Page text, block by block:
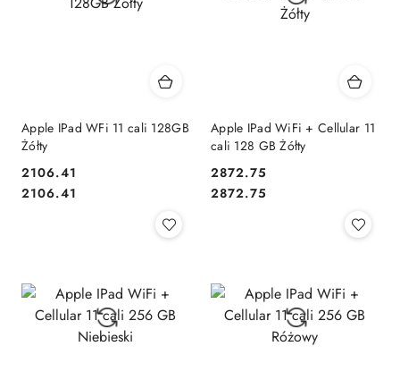
Apple IPad WFi 11 cali 128GB
Żółty
Cena:
2106.41
Cena:
2106.41
Apple IPad WiFi + Cellular 11
cali 128 GB Żółty
Cena:
2872.75
Cena:
2872.75